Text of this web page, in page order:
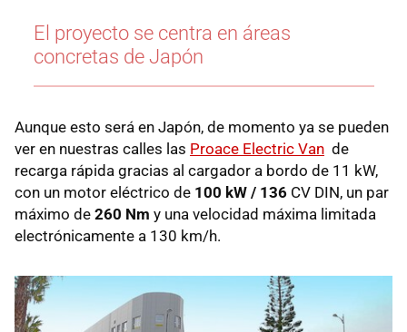
El proyecto se centra en áreas
concretas de Japón
Aunque esto será en Japón, de momento ya se pueden
ver en nuestras calles las Proace Electric Van de
recarga rápida gracias al cargador a bordo de 11 kW,
con un motor eléctrico de 100 kW / 136 CV DIN, un par
máximo de 260 Nm y una velocidad máxima limitada
electrónicamente a 130 km/h.